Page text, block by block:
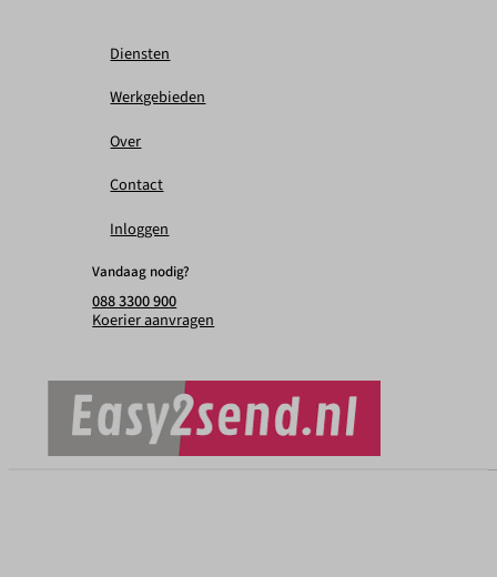
Diensten
Werkgebieden
Over
Contact
Inloggen
Vandaag nodig?
088 3300 900
Koerier aanvragen